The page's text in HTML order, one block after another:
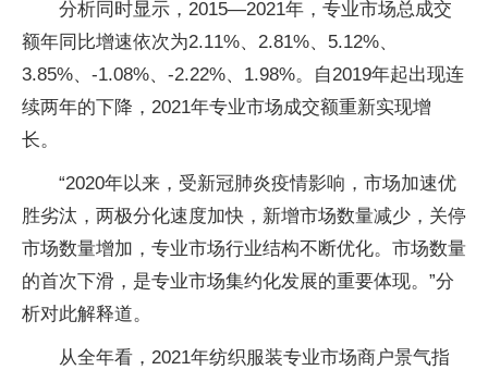
分析同时显示，2015—2021年，专业市场总成交
额年同比增速依次为2.11%、2.81%、5.12%、
3.85%、-1.08%、-2.22%、1.98%。自2019年起出现连
续两年的下降，2021年专业市场成交额重新实现增
长。
“2020年以来，受新冠肺炎疫情影响，市场加速优
胜劣汰，两极分化速度加快，新增市场数量减少，关停
市场数量增加，专业市场行业结构不断优化。市场数量
的首次下滑，是专业市场集约化发展的重要体现。”分
析对此解释道。
从全年看，2021年纺织服装专业市场商户景气指